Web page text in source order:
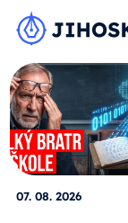
07. 08. 2026